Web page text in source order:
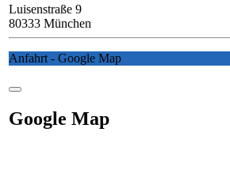
Luisenstraße 9
80333 München
Anfahrt - Google Map
Google Map